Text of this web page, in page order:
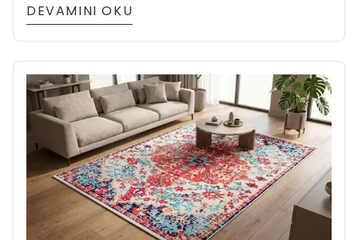
DEVAMINI OKU